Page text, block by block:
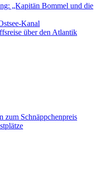
„Kapitän Bommel und die
Kanal
über den Atlantik
zum Schnäppchenpreis